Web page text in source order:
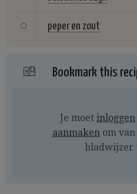
peper en zout
Bookmark this
Je moet inloggen
aanmaken om
bladwijzer